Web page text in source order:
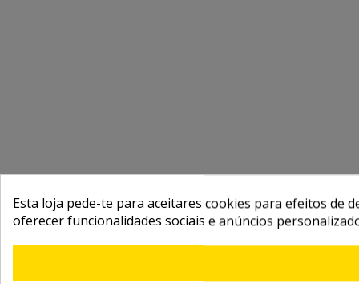
Esta loja pede-te para aceitares cookies para efeitos de
oferecer funcionalidades sociais e anúncios